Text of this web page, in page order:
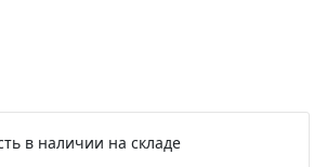
в наличии на складе